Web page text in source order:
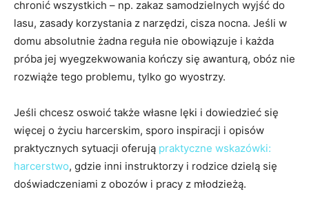
chronić wszystkich – np. zakaz samodzielnych wyjść do
lasu, zasady korzystania z narzędzi, cisza nocna. Jeśli w
domu absolutnie żadna reguła nie obowiązuje i każda
próba jej wyegzekwowania kończy się awanturą, obóz nie
rozwiąże tego problemu, tylko go wyostrzy.
Jeśli chcesz oswoić także własne lęki i dowiedzieć się
więcej o życiu harcerskim, sporo inspiracji i opisów
praktycznych sytuacji oferują praktyczne wskazówki:
harcerstwo, gdzie inni instruktorzy i rodzice dzielą się
doświadczeniami z obozów i pracy z młodzieżą.